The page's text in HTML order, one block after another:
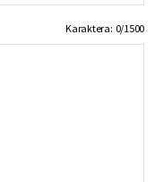
Karaktera: 0/1500